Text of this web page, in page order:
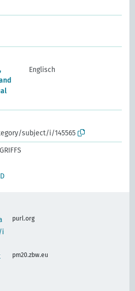
Englisch
subject/i/145565
i
purl.org
pm20.zbw.eu